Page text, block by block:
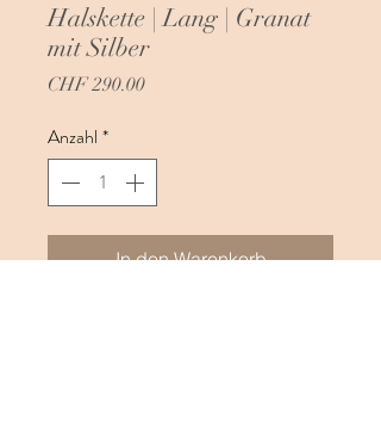
Halskette | Lang | Granat
mit Silber
CHF 290.00Preis
Anzahl *
In den Warenkorb